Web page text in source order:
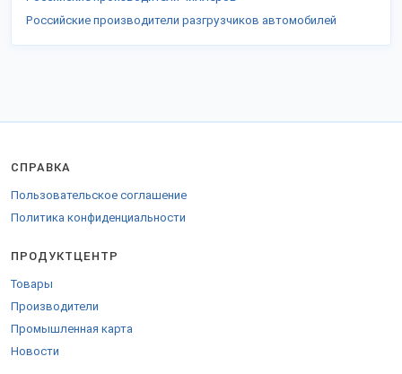
Российские производители разгрузчиков автомобилей
СПРАВКА
Пользовательское соглашение
Политика конфиденциальности
ПРОДУКТЦЕНТР
Товары
Производители
Промышленная карта
Новости